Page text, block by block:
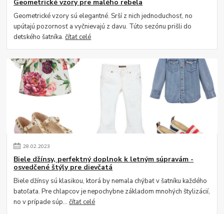
Geometrické vzory pre malého rebela
Geometrické vzory sú elegantné. Srší z nich jednoduchosť, no
upútajú pozornosť a vyčnievajú z davu. Túto sezónu prišli do
detského šatníka.čítať celé
28.02.2023
Biele džínsy, perfektný doplnok k letným súpravám -
osvedčené štýly pre dievčatá
Biele džínsy sú klasikou, ktorá by nemala chýbať v šatníku každého
batoľaťa. Pre chlapcov je nepochybne základom mnohých štylizácií,
no v prípade súp...čítať celé